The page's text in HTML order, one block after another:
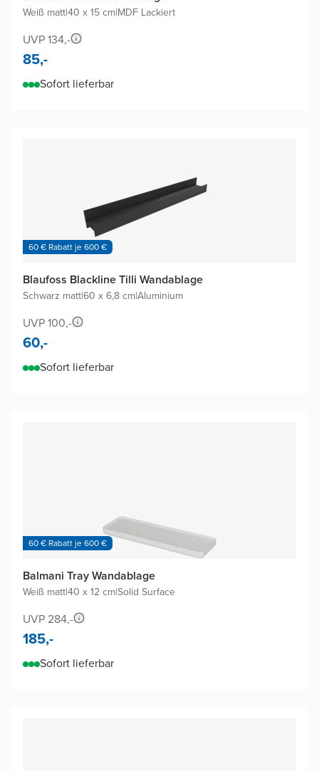
Weiß matt|40 x 15 cm|MDF Lackiert
UVP 134,-
85,-
Sofort lieferbar
60 € Rabatt je 600 €
Blaufoss Blackline Tilli Wandablage
Schwarz matt|60 x 6,8 cm|Aluminium
UVP 100,-
60,-
Sofort lieferbar
60 € Rabatt je 600 €
Balmani Tray Wandablage
Weiß matt|40 x 12 cm|Solid Surface
UVP 284,-
185,-
Sofort lieferbar